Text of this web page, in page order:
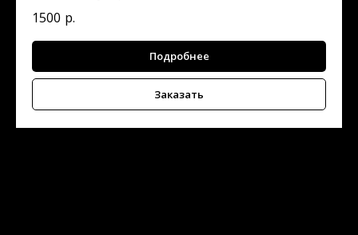
1500 р.
Подробнее
Заказать